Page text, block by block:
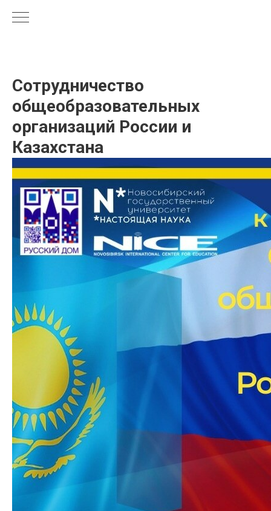
Сотрудничество
общеобразовательных
организаций России и
Казахстана